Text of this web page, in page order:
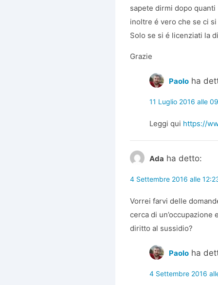
sapete dirmi dopo
inoltre é vero che se ci
Solo se si é licenziati la
Grazie
Paolo ha
11 Luglio 2016 alle
Leggi qui https://
Ada ha detto:
4 Settembre 2016 alle
Vorrei farvi delle
cerca di
diritto al sussidio?
Paolo ha
4 Settembre 2016